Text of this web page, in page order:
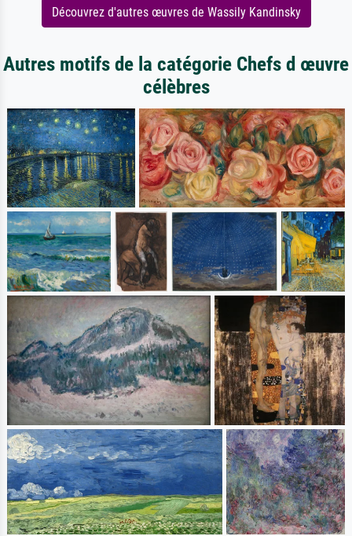
Découvrez d'autres œuvres de Wassily Kandinsky
Autres motifs de la catégorie Chefs d œuvre
célèbres